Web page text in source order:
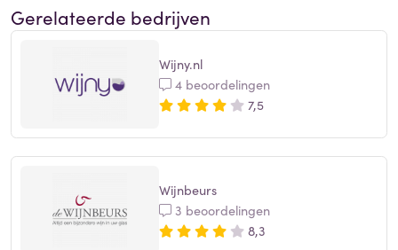
Gerelateerde bedrijven
Wijny.nl
4 beoordelingen
7,5
Wijnbeurs
3 beoordelingen
8,3